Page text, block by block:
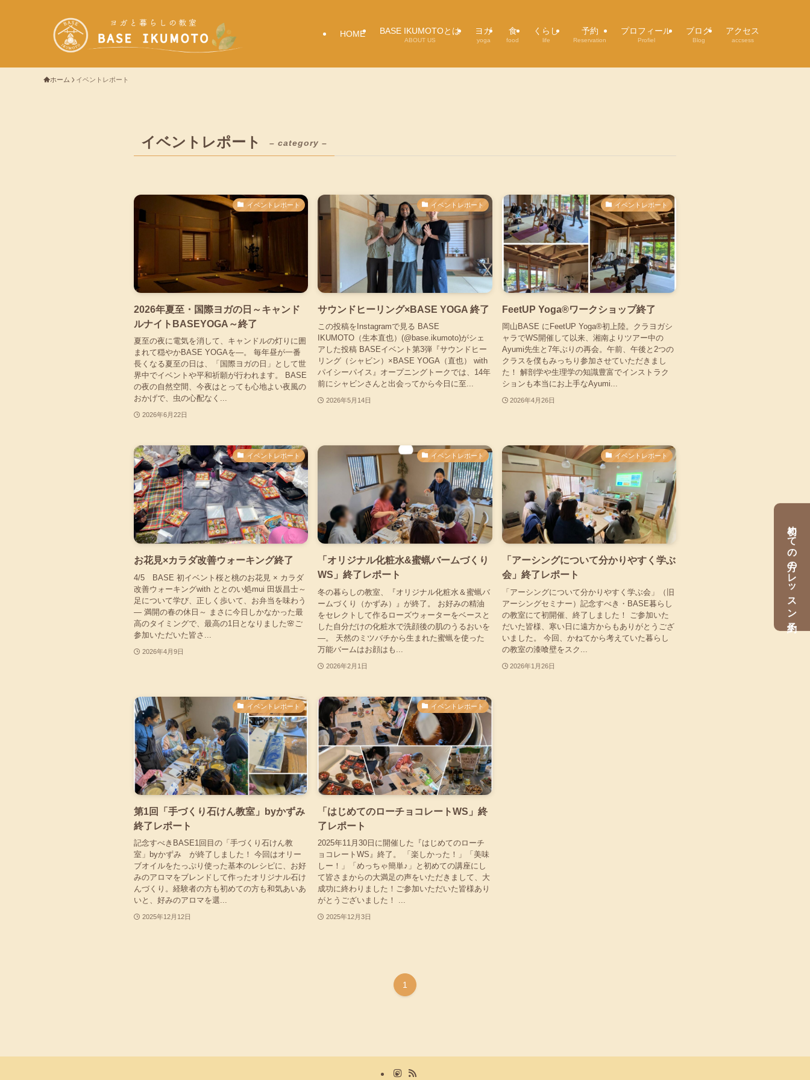
HOME BASE IKUMOTOとは
ABOUT US
ヨガ
yoga
食
food
くらし
life
予約
Reservation
プロフィール
Profiel
ブログ
Blog
アクセス
accsess
ホーム イベントレポート
イベントレポート – category –
イベントレポート
2026年夏至・国際ヨガの日～キャンド
ルナイトBASEYOGA～終了
夏至の夜に電気を消して、キャンドルの灯りに囲
まれて穏やかBASE YOGAを―。 毎年昼が一番
長くなる夏至の日は、「国際ヨガの日」として世
界中でイベントや平和祈願が行われます。 BASE
の夜の自然空間、今夜はとっても心地よい夜風の
おかげで、虫の心配なく...
2026年6月22日
イベントレポート
サウンドヒーリング×BASE YOGA 終了
この投稿をInstagramで見る BASE
IKUMOTO（生本直也）(@base.ikumoto)がシェ
アした投稿 BASEイベント第3弾『サウンドヒー
リング（シャビン）×BASE YOGA（直也） with
パイシーパイス』オープニングトークでは、14年
前にシャビンさんと出会ってから今日に至...
2026年5月14日
イベントレポート
FeetUP Yoga®ワークショップ終了
岡山BASE にFeetUP Yoga®初上陸。クラヨガシ
ャラでWS開催して以来、湘南よりツアー中の
Ayumi先生と7年ぶりの再会。午前、午後と2つの
クラスを僕もみっちり参加させていただきまし
た！ 解剖学や生理学の知識豊富でインストラク
ションも本当にお上手なAyumi...
2026年4月26日
イベントレポート
お花見×カラダ改善ウォーキング終了
4/5 BASE 初イベント桜と桃のお花見 × カラダ
改善ウォーキングwith ととのい処mui 田坂昌士～
足について学び、正しく歩いて、お弁当を味わう
― 満開の春の休日～ まさに今日しかなかった最
高のタイミングで、最高の1日となりました🌸ご
参加いただいた皆さ...
2026年4月9日
イベントレポート
「オリジナル化粧水&蜜蝋バームづくり
WS」終了レポート
冬の暮らしの教室、『オリジナル化粧水＆蜜蝋バ
ームづくり（かずみ）』が終了。 お好みの精油
をセレクトして作るローズウォーターをベースと
した自分だけの化粧水で洗顔後の肌のうるおいを
―。 天然のミツバチから生まれた蜜蝋を使った
万能バームはお顔はも...
2026年2月1日
イベントレポート
「アーシングについて分かりやすく学ぶ
会」終了レポート
「アーシングについて分かりやすく学ぶ会」（旧
アーシングセミナー）記念すべき・BASE暮らし
の教室にて初開催、終了しました！ ご参加いた
だいた皆様、寒い日に遠方からもありがとうござ
いました。 今回、かねてから考えていた暮らし
の教室の漆喰壁をスク...
2026年1月26日
イベントレポート
第1回「手づくり石けん教室」byかずみ
終了レポート
記念すべきBASE1回目の「手づくり石けん教
室」byかずみ が終了しました！ 今回はオリー
ブオイルをたっぷり使った基本のレシピに、お好
みのアロマをブレンドして作ったオリジナル石け
んづくり。経験者の方も初めての方も和気あいあ
いと、好みのアロマを選...
2025年12月12日
イベントレポート
「はじめてのローチョコレートWS」終
了レポート
2025年11月30日に開催した『はじめてのローチ
ョコレートWS』終了。 「楽しかった！」「美味
しー！」「めっちゃ簡単♪」と初めての講座にし
て皆さまからの大満足の声をいただきまして、大
成功に終わりました！ご参加いただいた皆様あり
がとうございました！ ...
2025年12月3日
1
初めての方のレッスン予約